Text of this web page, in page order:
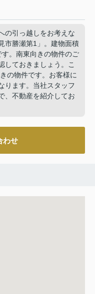
の引っ越しをお考えな
市勝瀬第1」。建物面積
。南東向きの物件のご
しておきましょう。こ
の物件です。お客様に
ります。当社スタッフ
、不動産を紹介してお
わせ